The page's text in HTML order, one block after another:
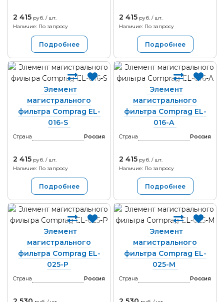
2 415 руб. / шт.
Наличие: По запросу
Подробнее
2 415 руб. / шт.
Наличие: По запросу
Подробнее
Элемент
магистрального
фильтра Comprag EL-
016-S
Страна Россия
2 415 руб. / шт.
Наличие: По запросу
Подробнее
Элемент
магистрального
фильтра Comprag EL-
016-A
Страна Россия
2 415 руб. / шт.
Наличие: По запросу
Подробнее
Элемент
магистрального
фильтра Comprag EL-
025-P
Страна Россия
Элемент
магистрального
фильтра Comprag EL-
025-M
Страна Россия